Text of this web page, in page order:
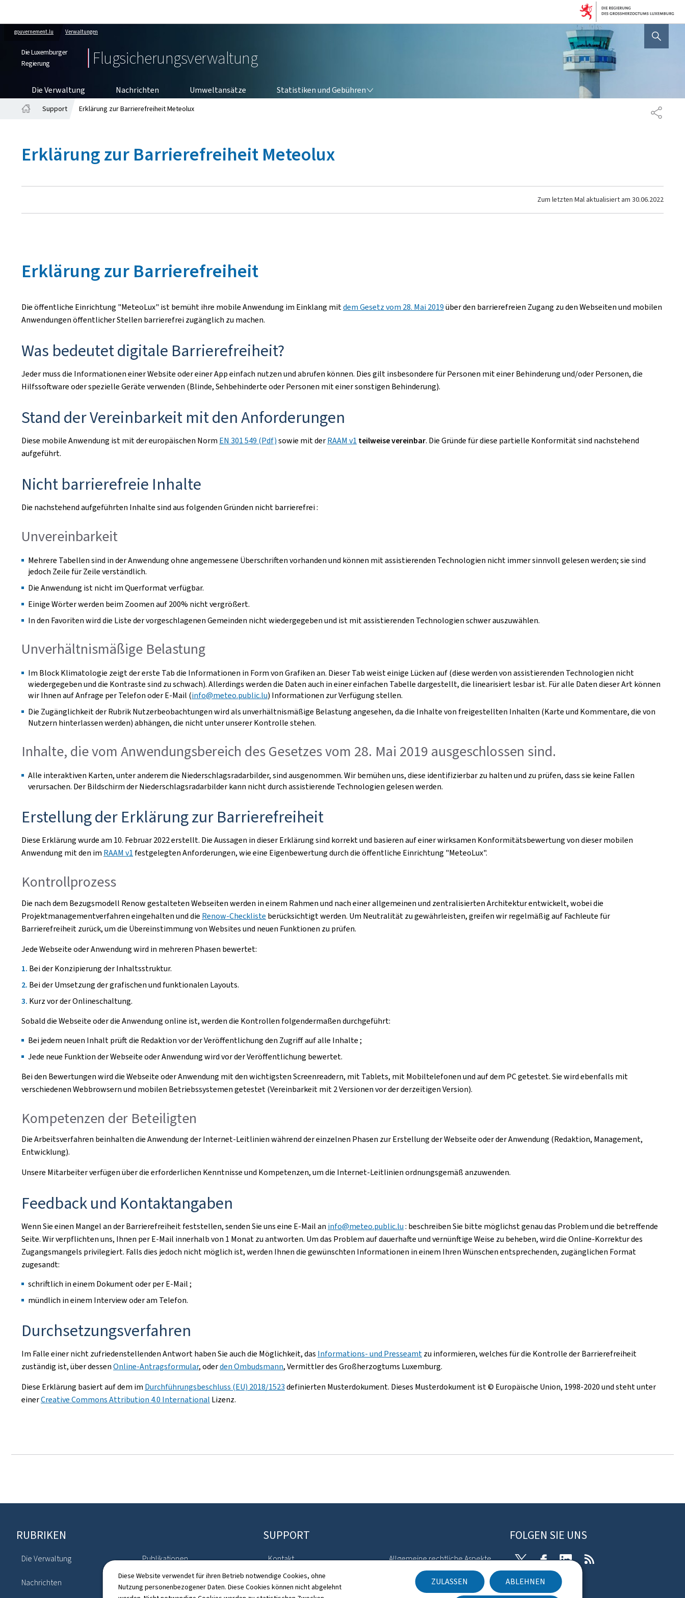
Diese Website verwendet für ihren Betrieb notwendige Cookies, ohne
Nutzung personenbezogener Daten. Diese Cookies können nicht abgelehnt
ZULASSEN ABLEHNEN
gouvernement.lu Verwaltungen
Die Luxemburger
Regierung
Flugsicherungsverwaltung
SUCHFLED ANZEIGEN /
Die Verwaltung Nachrichten Umweltansätze Statistiken und Gebühren
TEILEN
Support Erklärung zur Barrierefreiheit Meteolux
Erklärung zur Barrierefreiheit Meteolux
Zum letzten Mal aktualisiert am 30.06.2022
Erklärung zur Barrierefreiheit
Die öffentliche Einrichtung "MeteoLux" ist bemüht ihre mobile Anwendung im Einklang mitdem Gesetz vom 28. Mai 2019über den barrierefreien Zugang zu den Webseiten und mobilen
Anwendungen öffentlicher Stellen barrierefrei zugänglich zu machen.
Was bedeutet digitale Barrierefreiheit?
Jeder muss die Informationen einer Website oder einer App einfach nutzen und abrufen können. Dies gilt insbesondere für Personen mit einer Behinderung und/oder Personen, die
Hilfssoftware oder spezielle Geräte verwenden (Blinde, Sehbehinderte oder Personen mit einer sonstigen Behinderung).
Stand der Vereinbarkeit mit den Anforderungen
Diese mobile Anwendung ist mit der europäischen Norm EN 301 549 (Pdf)sowie mit derRAAM v1 teilweise vereinbar. Die Gründe für diese partielle Konformität sind nachstehend
aufgeführt.
Nicht barrierefreie Inhalte
Die nachstehend aufgeführten Inhalte sind aus folgenden Gründen nicht barrierefrei :
Unvereinbarkeit
Mehrere Tabellen sind in der Anwendung ohne angemessene Überschriften vorhanden und können mit assistierenden Technologien nicht immer sinnvoll gelesen werden; sie sind
jedoch Zeile für Zeile verständlich.
Die Anwendung ist nicht im Querformat verfügbar.
Einige Wörter werden beim Zoomen auf 200% nicht vergrößert.
In den Favoriten wird die Liste der vorgeschlagenen Gemeinden nicht wiedergegeben und ist mit assistierenden Technologien schwer auszuwählen.
Unverhältnismäßige Belastung
Im Block Klimatologie zeigt der erste Tab die Informationen in Form von Grafiken an. Dieser Tab weist einige Lücken auf (diese werden von assistierenden Technologien nicht
wiedergegeben und die Kontraste sind zu schwach). Allerdings werden die Daten auch in einer einfachen Tabelle dargestellt, die linearisiert lesbar ist. Für alle Daten dieser Art können
wir Ihnen auf Anfrage per Telefon oder E-Mail (info@meteo.public.lu) Informationen zur Verfügung stellen.
Die Zugänglichkeit der Rubrik Nutzerbeobachtungen wird als unverhältnismäßige Belastung angesehen, da die Inhalte von freigestellten Inhalten (Karte und Kommentare, die von
Nutzern hinterlassen werden) abhängen, die nicht unter unserer Kontrolle stehen.
Inhalte, die vom Anwendungsbereich des Gesetzes vom 28. Mai 2019 ausgeschlossen sind.
Alle interaktiven Karten, unter anderem die Niederschlagsradarbilder, sind ausgenommen. Wir bemühen uns, diese identifizierbar zu halten und zu prüfen, dass sie keine Fallen
verursachen. Der Bildschirm der Niederschlagsradarbilder kann nicht durch assistierende Technologien gelesen werden.
Erstellung der Erklärung zur Barrierefreiheit
Diese Erklärung wurde am 10. Februar 2022 erstellt. Die Aussagen in dieser Erklärung sind korrekt und basieren auf einer wirksamen Konformitätsbewertung von dieser mobilen
Anwendung mit den im RAAM v1 festgelegten Anforderungen, wie eine Eigenbewertung durch die öffentliche Einrichtung "MeteoLux".
Kontrollprozess
Die nach dem Bezugsmodell Renow gestalteten Webseiten werden in einem Rahmen und nach einer allgemeinen und zentralisierten Architektur entwickelt, wobei die
Projektmanagementverfahren eingehalten und die Renow-Checkliste berücksichtigt werden. Um Neutralität zu gewährleisten, greifen wir regelmäßig auf Fachleute für
Barrierefreiheit zurück, um die Übereinstimmung von Websites und neuen Funktionen zu prüfen.
Jede Webseite oder Anwendung wird in mehreren Phasen bewertet:
Bei der Konzipierung der Inhaltsstruktur.
Bei der Umsetzung der grafischen und funktionalen Layouts.
Kurz vor der Onlineschaltung.
Sobald die Webseite oder die Anwendung online ist, werden die Kontrollen folgendermaßen durchgeführt:
Bei jedem neuen Inhalt prüft die Redaktion vor der Veröffentlichung den Zugriff auf alle Inhalte ;
Jede neue Funktion der Webseite oder Anwendung wird vor der Veröffentlichung bewertet.
Bei den Bewertungen wird die Webseite oder Anwendung mit den wichtigsten Screenreadern, mit Tablets, mit Mobiltelefonen und auf dem PC getestet. Sie wird ebenfalls mit
verschiedenen Webbrowsern und mobilen Betriebssystemen getestet (Vereinbarkeit mit 2 Versionen vor der derzeitigen Version).
Kompetenzen der Beteiligten
Die Arbeitsverfahren beinhalten die Anwendung der Internet-Leitlinien während der einzelnen Phasen zur Erstellung der Webseite oder der Anwendung (Redaktion, Management,
Entwicklung).
Unsere Mitarbeiter verfügen über die erforderlichen Kenntnisse und Kompetenzen, um die Internet-Leitlinien ordnungsgemäß anzuwenden.
Feedback und Kontaktangaben
Wenn Sie einen Mangel an der Barrierefreiheit feststellen, senden Sie uns eine E-Mail an info@meteo.public.lu: beschreiben Sie bitte möglichst genau das Problem und die betreffende
Seite. Wir verpflichten uns, Ihnen per E-Mail innerhalb von 1 Monat zu antworten. Um das Problem auf dauerhafte und vernünftige Weise zu beheben, wird die Online-Korrektur des
Zugangsmangels privilegiert. Falls dies jedoch nicht möglich ist, werden Ihnen die gewünschten Informationen in einem Ihren Wünschen entsprechenden, zugänglichen Format
zugesandt:
schriftlich in einem Dokument oder per E-Mail ;
mündlich in einem Interview oder am Telefon.
Durchsetzungsverfahren
Im Falle einer nicht zufriedenstellenden Antwort haben Sie auch die Möglichkeit, das Informations- und Presseamtzu informieren, welches für die Kontrolle der Barrierefreiheit
zuständig ist, über dessenOnline-Antragsformular, oderden Ombudsmann, Vermittler des Großherzogtums Luxemburg.
Diese Erklärung basiert auf dem im Durchführungsbeschluss (EU) 2018/1523definierten Musterdokument. Dieses Musterdokument ist © Europäische Union, 1998-2020 und steht unter
einerCreative Commons Attribution 4.0 International Lizenz.
Footer
RUBRIKEN
Die Verwaltung
Nachrichten
Publikationen
Verzeichnis
SUPPORT
Kontakt
Sitemap
Allgemeine rechtliche Aspekte
Barrierefreiheit
FOLGEN SIE UNS
TwitterFacebookLinkedIn